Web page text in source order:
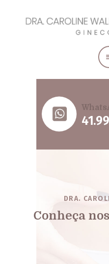
Home
Ginecologia
Estética
Blog
DRA.
Conheça